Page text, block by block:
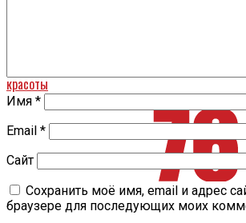
Ярославна стала полуфиналисткой
красоты
Имя *
Email *
Сайт
Сохранить моё имя, email и адрес
браузере для последующих моих